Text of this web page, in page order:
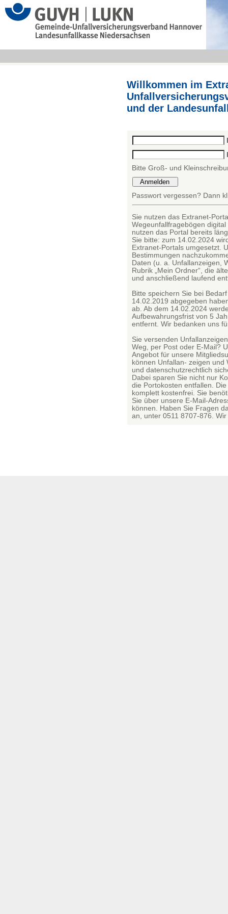
Willkommen im
und der
Bitte Groß- und
Passwort vergessen? Dann
Sie nutzen das Extranet-
Wegeunfallfragebögen
nutzen das Portal bereits
Sie bitte: zum 14.02.2024
Extranet-Portals umgesetzt.
Bestimmungen
Daten (u. a. Unfallanzeigen,
Rubrik „Mein Ordner“, die
und anschließend laufend
Bitte speichern Sie bei
14.02.2019 abgegeben
ab. Ab dem 14.02.2024
Aufbewahrungsfrist von 5
entfernt. Wir bedanken uns
Sie versenden
Weg, per Post oder E-Mail?
Angebot für unsere
können Unfallan- zeigen
und datenschutzrechtlich
Dabei sparen Sie nicht nur
die Portokosten entfallen.
komplett kostenfrei. Sie
Sie über unsere E-Mail-
können. Haben Sie Fragen
an, unter 0511 8707-876.